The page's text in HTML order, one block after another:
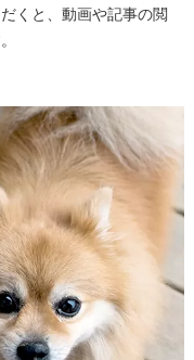
くと、動画や記事の閲